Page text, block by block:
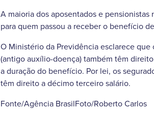
A maioria dos aposentados e
para quem passou a receber o benefício
O Ministério da Previdência esclarece
(antigo auxílio-doença) também têm
a duração do benefício. Por lei, os
têm direito a décimo terceiro salário.
Fonte/Agência BrasilFoto/Roberto Carlos